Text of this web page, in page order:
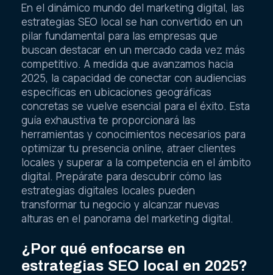
En el dinámico mundo del marketing digital, las
estrategias SEO local se han convertido en un
pilar fundamental para las empresas que
buscan destacar en un mercado cada vez más
competitivo. A medida que avanzamos hacia
2025, la capacidad de conectar con audiencias
específicas en ubicaciones geográficas
concretas se vuelve esencial para el éxito. Esta
guía exhaustiva te proporcionará las
herramientas y conocimientos necesarios para
optimizar tu presencia online, atraer clientes
locales y superar a la competencia en el ámbito
digital. Prepárate para descubrir cómo las
estrategias digitales locales pueden
transformar tu negocio y alcanzar nuevas
alturas en el panorama del marketing digital.
¿Por qué enfocarse en
estrategias SEO local en 2025?